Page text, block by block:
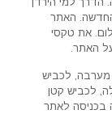
האתר
את טקסי
האתר.
מערבה, לכביש
לכביש קטן
בכניסה לאתר